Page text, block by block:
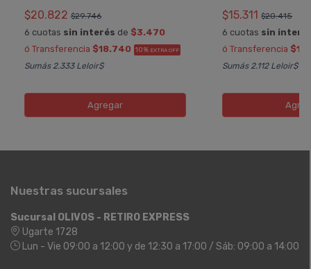
$20.822 $29.746
6 cuotas sin interés de $3.470
ó Transferencia $18.740 10% EXTRA OFF
Sumás 2.333 Leloir$
Agregar
$15.311 $20.415
6 cuotas sin
ó Transferencia
Sumás 2.112 Leloir$
Nuestras sucursales
Sucursal OLIVOS - RETIRO EXPRESS
Ugarte 1728
Lun - Vie 09:00 a 12:00 y de 12:30 a 17:00 / Sáb: 09:00 a 14:00